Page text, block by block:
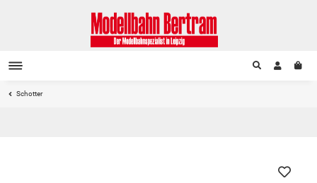
Schotter